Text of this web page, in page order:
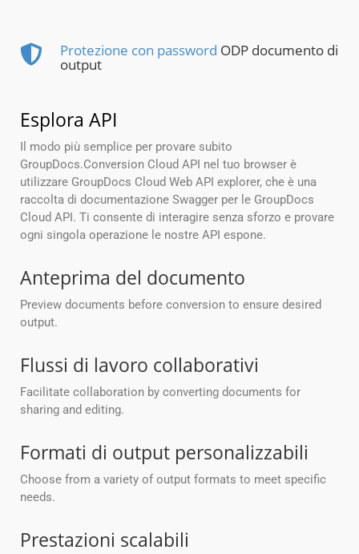
Protezione con password ODP documento di
output
Esplora API
Il modo più semplice per provare subito
GroupDocs.Conversion Cloud API nel tuo browser è
utilizzare GroupDocs Cloud Web API explorer, che è una
raccolta di documentazione Swagger per le GroupDocs
Cloud API. Ti consente di interagire senza sforzo e provare
ogni singola operazione le nostre API espone.
Anteprima del documento
Preview documents before conversion to ensure desired
output.
Flussi di lavoro collaborativi
Facilitate collaboration by converting documents for
sharing and editing.
Formati di output personalizzabili
Choose from a variety of output formats to meet specific
needs.
Prestazioni scalabili